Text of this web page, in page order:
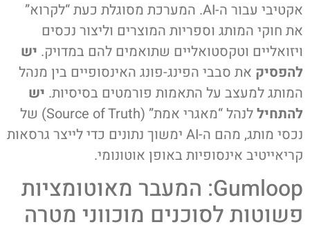
אקטיבי עבור ה-AI. המערכת מסוגלת כעת “לקרוא”
את חוקי המותג וספריות המוצרים וליצור נכסים
ויזואליים וטקסטואליים שתואמים להם במדויק. יש
להפסיק את סבבי הפינג-פונג האינסופיים בין מנהל
המותג למעצב על התאמות פורמטים בסיסיות. יש
להתחיל
לנהל “מאגרי אמת” (Source of Truth) של
נכסי מותג, מהם ה-AI ימשוך נתונים כדי לייצר גרסאות
קריאייטיב אינסופיות באופן אוטונומי.
Gumloop: המעבר מאוטומציות
פשוטות לסוכנים מוכווני מטרה